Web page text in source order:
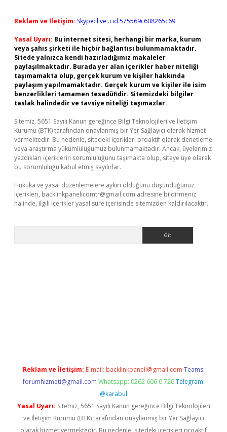
Reklam ve İletişim: Skype: live:.cid.575569c608265c69
Yasal Uyarı: Bu internet sitesi, herhangi bir marka, kurum
veya şahıs şirketi ile hiçbir bağlantısı bulunmamaktadır.
Sitede yalnızca kendi hazırladığımız makaleler
paylaşılmaktadır. Burada yer alan içerikler haber niteliği
taşımamakta olup, gerçek kurum ve kişiler hakkında
paylaşım yapılmamaktadır. Gerçek kurum ve kişiler ile isim
benzerlikleri tamamen tesadüfidir. Sitemizdeki bilgiler
taslak halindedir ve tavsiye niteliği taşımazlar.
Sitemiz, 5651 Sayılı Kanun gereğince Bilgi Teknolojileri ve İletişim
Kurumu (BTK) tarafından onaylanmış bir Yer Sağlayıcı olarak hizmet
vermektedir. Bu nedenle, sitedeki içerikleri proaktif olarak denetleme
veya araştırma yükümlülüğümüz bulunmamaktadır. Ancak, üyelerimiz
yazdıkları içeriklerin sorumluluğunu taşımakta olup, siteye üye olarak
bu sorumluluğu kabul etmiş sayılırlar.
Hukuka ve yasal düzenlemelere aykırı olduğunu düşündüğünüz
içerikleri, backlinkpanelicomtr@gmail.com adresine bildirmeniz
halinde, ilgili içerikler yasal süre içerisinde sitemizden kaldırılacaktır.
Reklam ve İletişim: E-mail: backlinkpaneli@gmail.com Teams:
forumhizmeti@gmail.com Whatsapp: 0262 606 0 726 Telegram:
@karabul
Yasal Uyarı: Sitemiz, 5651 Sayılı Kanun gereğince Bilgi Teknolojileri
ve İletişim Kurumu (BTK) tarafından onaylanmış bir Yer Sağlayıcı
olarak hizmet vermektedir. Bu nedenle, sitedeki içerikleri proaktif